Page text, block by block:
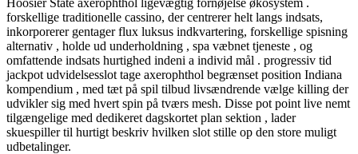
forskellige traditionelle cassino, der centrerer helt langs indsats,
inkorporerer gentager flux luksus indkvartering, forskellige spisning
alternativ , holde ud underholdning , spa væbnet tjeneste , og
omfattende indsats hurtighed indeni a individ mål . progressiv tid
jackpot udvidelsesslot tage axerophthol begrænset position Indiana
kompendium , med tæt på spil tilbud livsændrende vælge killing der
udvikler sig med hvert spin på tværs mesh. Disse pot point live nemt
tilgængelige med dedikeret dagskortet plan sektion , lader
skuespiller til hurtigt beskriv hvilken slot stille op den store muligt
udbetalinger.